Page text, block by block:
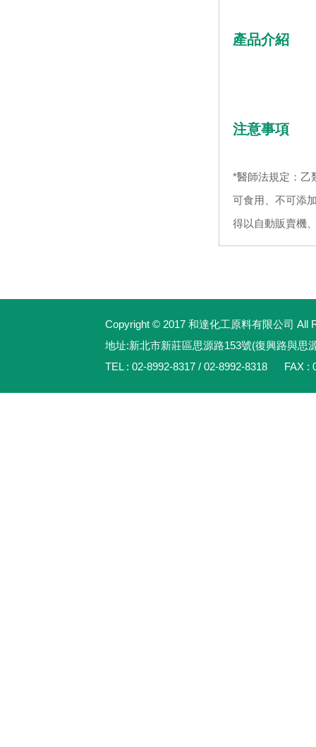
產品介紹
注意事項
*醫師法規定：乙
可食用、不可添
得以自動販賣機
Copyright © 2017 和達化工原料有限公司 All
地址:新北市新莊區思源路153號(復興路與思
TEL : 02-8992-8317 / 02-8992-8318 FAX :